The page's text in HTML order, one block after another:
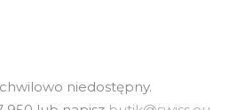
niedostępny.